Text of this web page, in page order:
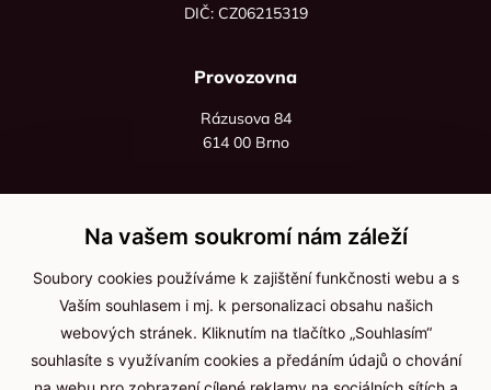
DIČ: CZ06215319
Provozovna
Rázusova 84
614 00 Brno
+420 736 535 066
Po - pá: 8:00 - 16:00
info@jma-kam.cz
Důležité informace
Na vašem soukromí nám záleží
Soubory cookies používáme k zajištění funkčnosti webu a s
Vaším souhlasem i mj. k personalizaci obsahu našich
webových stránek. Kliknutím na tlačítko „Souhlasím“
souhlasíte s využívaním cookies a předáním údajů o chování